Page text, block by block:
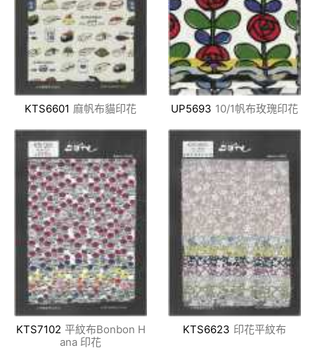
KTS6601 麻帆布貓印花 UP5693 10/1帆布玫瑰印花
KTS7102 平紋布Bonbon H
ana 印花
KTS6623 印花平紋布